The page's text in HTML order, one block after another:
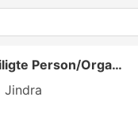
Beteiligte Person/Organisation
Jindra